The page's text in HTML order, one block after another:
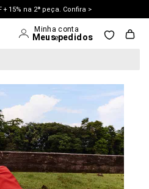
+ 15% na 2ª peça. Confira >
27. Clique e aproveite.